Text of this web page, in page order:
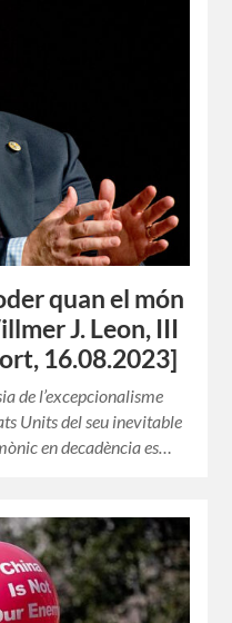
quan el món
J. Leon, III
16.08.2023]
de l’excepcionalisme
Units del seu inevitable
en decadència es…